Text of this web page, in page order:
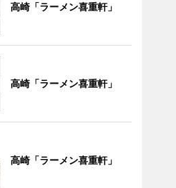
高崎「ラーメン喜重軒」
高崎「ラーメン喜重軒」
高崎「ラーメン喜重軒」